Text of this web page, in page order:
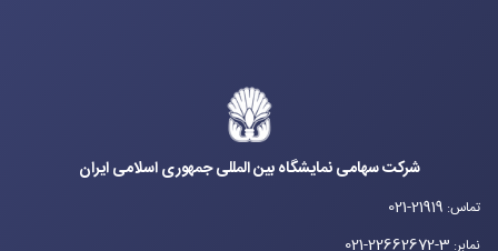
شرکت سهامی نمایشگاه بین المللی جمهوری اسلامی ایران
تماس:
021-21919
نمابر:
021-22662672-3